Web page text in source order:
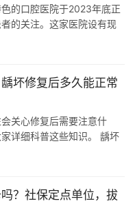
的口腔医院于2023年底正
的关注。这家医院设有现
坏修复后多久能正常
关心修复后需要注意什
详细科普这些知识。 龋坏
？社保定点单位，拔